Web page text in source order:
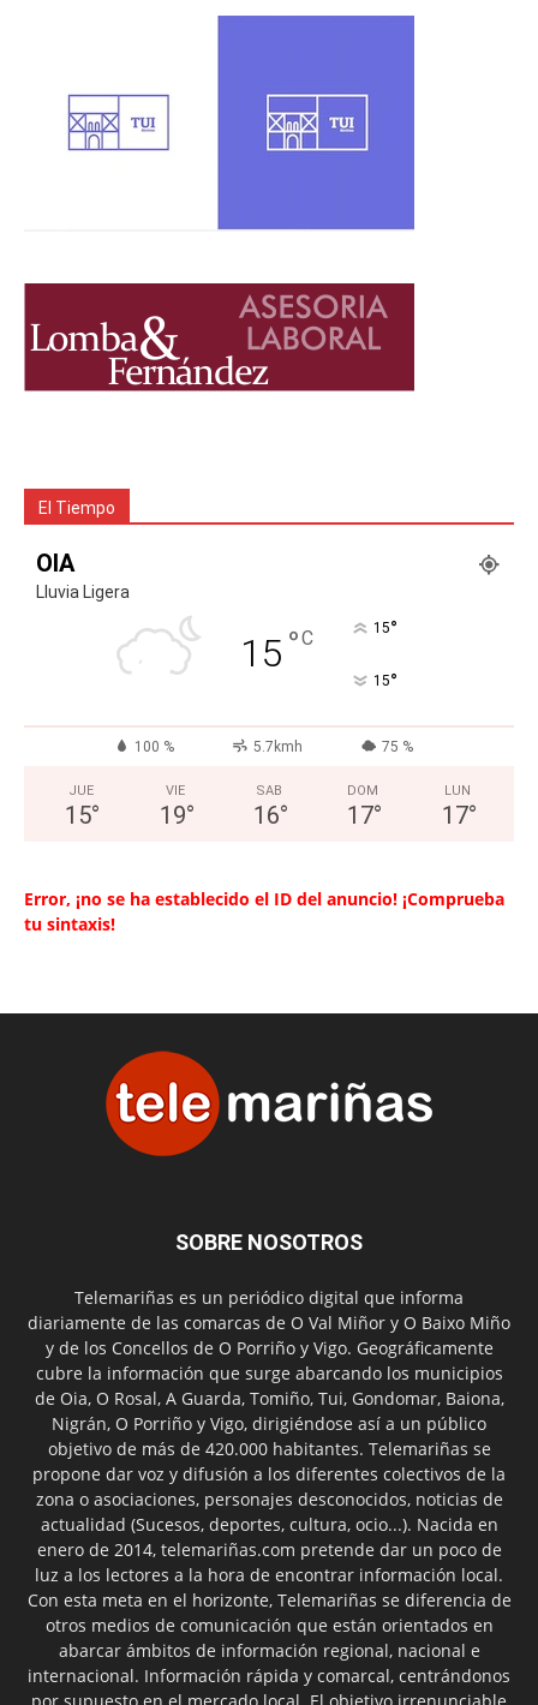
El Tiempo
OIA
Lluvia Ligera
15 °C 15°
15°
100 % 5.7kmh 75 %
JUE
15°
VIE
19°
SAB
16°
DOM
17°
LUN
17°
Error, ¡no se ha establecido el ID del anuncio! ¡Comprueba
tu sintaxis!
SOBRE NOSOTROS
Telemariñas es un periódico digital que informa
diariamente de las comarcas de O Val Miñor y O Baixo Miño
y de los Concellos de O Porriño y Vigo. Geográficamente
cubre la información que surge abarcando los municipios
de Oia, O Rosal, A Guarda, Tomiño, Tui, Gondomar, Baiona,
Nigrán, O Porriño y Vigo, dirigiéndose así a un público
objetivo de más de 420.000 habitantes. Telemariñas se
propone dar voz y difusión a los diferentes colectivos de la
zona o asociaciones, personajes desconocidos, noticias de
actualidad (Sucesos, deportes, cultura, ocio...). Nacida en
enero de 2014, telemariñas.com pretende dar un poco de
luz a los lectores a la hora de encontrar información local.
Con esta meta en el horizonte, Telemariñas se diferencia de
otros medios de comunicación que están orientados en
abarcar ámbitos de información regional, nacional e
internacional. Información rápida y comarcal, centrándonos
por supuesto en el mercado local. El objetivo irrenunciable